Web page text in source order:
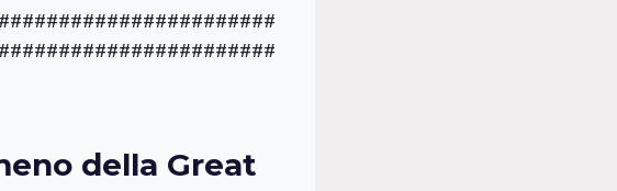
della Great